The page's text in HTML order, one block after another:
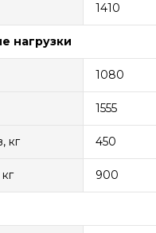
1410
нагрузки
1080
1555
кг 450
900